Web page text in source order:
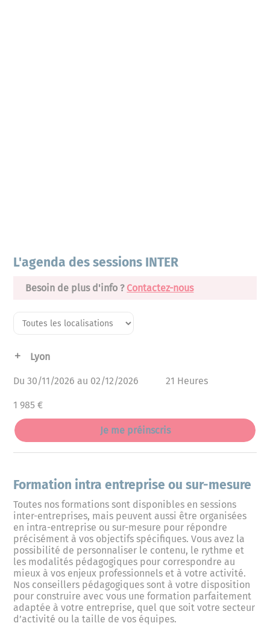
L'agenda des sessions INTER
Besoin de plus d'info ? Contactez-nous
Lyon
Du 30/11/2026 au 02/12/2026 21 Heures
1 985 €
Je me préinscris
Formation intra entreprise ou sur-mesure
Toutes nos formations sont disponibles en sessions
inter-entreprises, mais peuvent aussi être organisées
en intra-entreprise ou sur-mesure pour répondre
précisément à vos objectifs spécifiques. Vous avez la
possibilité de personnaliser le contenu, le rythme et
les modalités pédagogiques pour correspondre au
mieux à vos enjeux professionnels et à votre activité.
Nos conseillers pédagogiques sont à votre disposition
pour construire avec vous une formation parfaitement
adaptée à votre entreprise, quel que soit votre secteur
d’activité ou la taille de vos équipes.